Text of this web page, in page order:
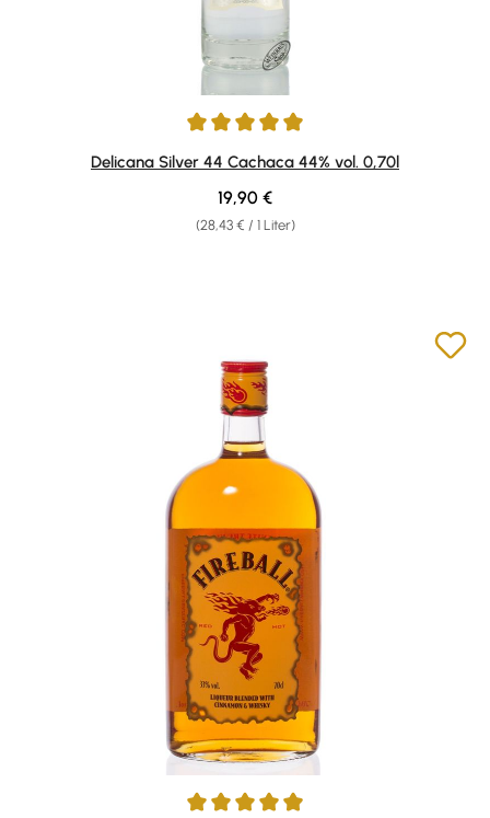
Durchschnittliche Bewertung von 5 von 5 Sternen
Delicana Silver 44 Cachaca 44% vol. 0,70l
(28,43 € / 1 Liter)
Regulärer Preis:
19,90 €